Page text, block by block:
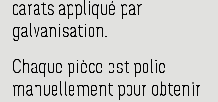
carats appliqué par
galvanisation.
Chaque pièce est polie
manuellement pour obtenir